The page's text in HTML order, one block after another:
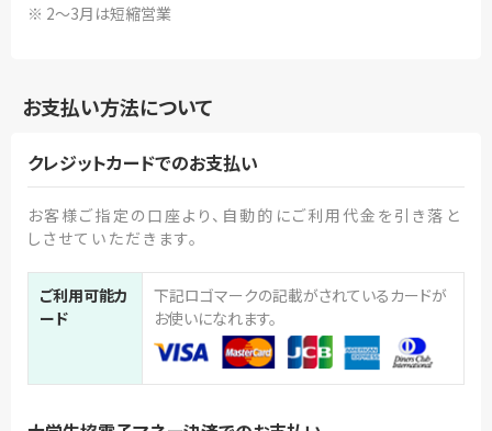
※ 2～3月は短縮営業
お支払い方法について
クレジットカードでのお支払い
お客様ご指定の口座より、自動的にご利用代金を引き落と
しさせていただきます。
ご利用可能カ
ード
下記ロゴマークの記載がされているカードが
お使いになれます。